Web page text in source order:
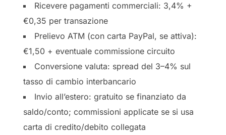
Ricevere pagamenti commerciali: 3,4% +
€0,35 per transazione
Prelievo ATM (con carta PayPal, se attiva):
€1,50 + eventuale commissione circuito
Conversione valuta: spread del 3–4% sul
tasso di cambio interbancario
Invio all’estero: gratuito se finanziato da
saldo/conto; commissioni applicate se si usa
carta di credito/debito collegata